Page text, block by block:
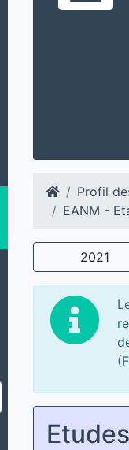
Profil
EANM -
2021
Etudes